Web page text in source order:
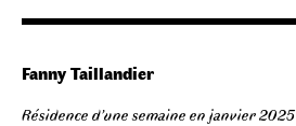
Fanny Taillandier
Résidence d’une semaine en janvier 2025